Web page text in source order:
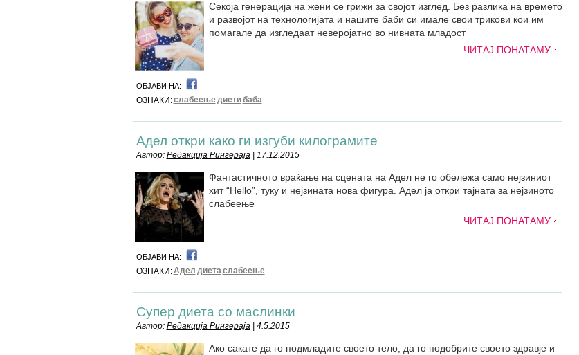
Секоја генерација на жени се грижи за својот изглед. Без разлика на времето
и развојот на технологијата и нашите баби си имале свои трикови кои им
помагале да изгледаат неверојатно во нивната младост
ЧИТАЈ ПОНАТАМУ
ОБЈАВИ НА:
ОЗНАКИ:слабеењедиетибаба
Адел откри како ги изгуби килограмите
Автор: Редакција Рингераја| 17.12.2015
Фантастичното враќање на сцената на Адел не го обележа само нејзиниот
хит “Hello”, туку и нејзината нова фигура. Адел ја откри тајната за нејзиното
слабеење
ЧИТАЈ ПОНАТАМУ
ОБЈАВИ НА:
ОЗНАКИ:Адел диетаслабеење
Супер диета со маслинки
Автор: Редакција Рингераја| 4.5.2015
Ако сакате да го подмладите своето тело, да го подобрите своето здравје и